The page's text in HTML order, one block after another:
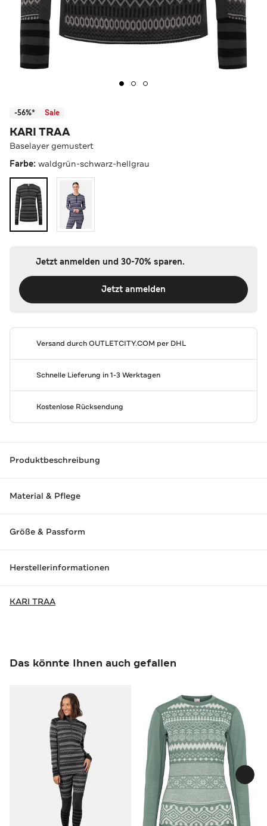
-56%* Sale
KARI TRAA
Baselayer gemustert
Farbe: waldgrün-schwarz-hellgrau
Jetzt anmelden und 30-70% sparen.
Jetzt anmelden
Versand durchOUTLETCITY.COM per DHL
Schnelle Lieferung in 1-3 Werktagen
Kostenlose Rücksendung
Produktbeschreibung
Material & Pflege
Größe & Passform
Herstellerinformationen
KARI TRAA
Das könnte Ihnen auch gefallen